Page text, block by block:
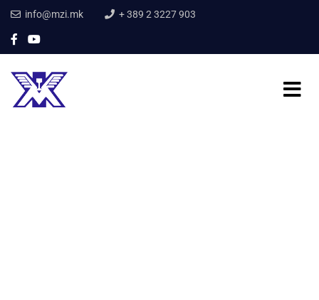
info@mzi.mk + 389 2 3227 903